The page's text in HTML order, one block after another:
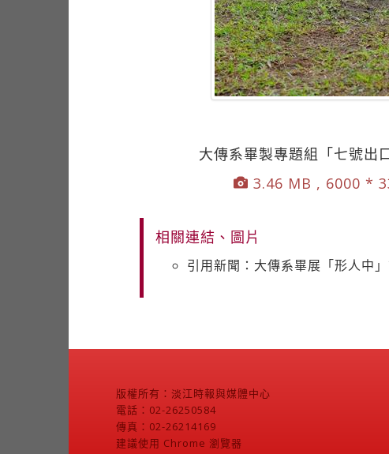
大傳系畢製專題組「七號出
3.46 MB , 6000 *
相關連結、圖片
引用新聞：大傳系畢展「形人中
版權所有：淡江時報與媒體中心
電話：02-26250584
傳真：02-26214169
建議使用 Chrome 瀏覽器